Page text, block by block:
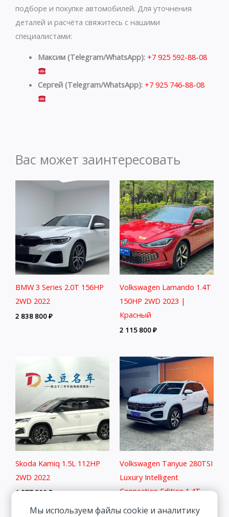
подборе и покупке автомобилей. Для уточнения
деталей и расчёта свяжитесь с нашими
специалистами:
Максим (Telegram/WhatsApp): +7 925 592-88-08
Сергей (Telegram/WhatsApp): +7 925 746-88-08
Вас может заинтересовать
BMW 3 Series 2.0T 156HP
2WD 2022
2 838 800₽
Volkswagen Lamando 1.4T
150HP 2WD 2023 |
Красный
2 115 800₽
Skoda Kamiq 1.5L 112HP
2WD 2022
1 877 800₽
Volkswagen Tanyue 280TSI
Luxury Intelligent
Connection Edition 1.4T
150HP 2WD 2022
Мы используем файлы cookie и аналитику